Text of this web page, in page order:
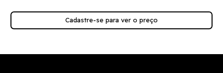
Cadastre-se para ver o preço